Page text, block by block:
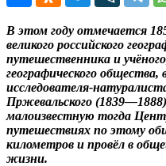
В этом году отмечается
великого российского
путешественника и
географического общества,
исследователя-
Пржевальского
малоизвестную тогда
путешествиях по этому
километров и провёл в
жизни.